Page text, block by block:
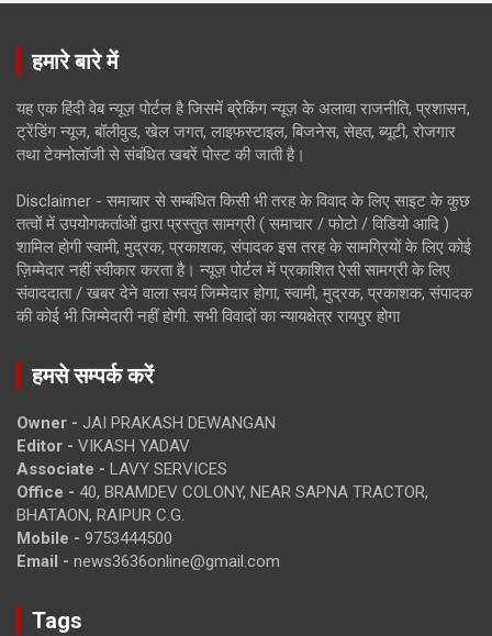
हमारे बारे में
यह एक हिंदी वेब न्यूज़ पोर्टल है जिसमें ब्रेकिंग न्यूज़ के अलावा राजनीति, प्रशासन,
ट्रेंडिंग न्यूज, बॉलीवुड, खेल जगत, लाइफस्टाइल, बिजनेस, सेहत, ब्यूटी, रोजगार
तथा टेक्नोलॉजी से संबंधित खबरें पोस्ट की जाती है।
Disclaimer - समाचार से सम्बंधित किसी भी तरह के विवाद के लिए साइट के कुछ
तत्वों में उपयोगकर्ताओं द्वारा प्रस्तुत सामग्री ( समाचार / फोटो / विडियो आदि )
शामिल होगी स्वामी, मुद्रक, प्रकाशक, संपादक इस तरह के सामग्रियों के लिए कोई
ज़िम्मेदार नहीं स्वीकार करता है। न्यूज़ पोर्टल में प्रकाशित ऐसी सामग्री के लिए
संवाददाता / खबर देने वाला स्वयं जिम्मेदार होगा, स्वामी, मुद्रक, प्रकाशक, संपादक
की कोई भी जिम्मेदारी नहीं होगी. सभी विवादों का न्यायक्षेत्र रायपुर होगा
हमसे सम्पर्क करें
Owner - JAI PRAKASH DEWANGAN
Editor - VIKASH YADAV
Associate - LAVY SERVICES
Office - 40, BRAMDEV COLONY, NEAR SAPNA TRACTOR,
BHATAON, RAIPUR C.G.
Mobile - 9753444500
Email - news3636online@gmail.com
Tags